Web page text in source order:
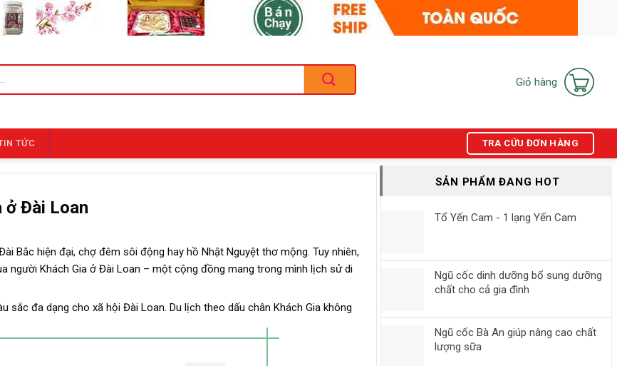
Giỏ hàng
TỨC TRA CỨU ĐƠN HÀNG
ở Đài Loan
Bắc hiện đại, chợ đêm sôi động hay hồ Nhật Nguyệt thơ mộng. Tuy nhiên,
người Khách Gia ở Đài Loan – một cộng đồng mang trong mình lịch sử di
sắc đa dạng cho xã hội Đài Loan. Du lịch theo dấu chân Khách Gia không
SẢN PHẨM ĐANG HOT
Tổ Yến Cam - 1 lạng Yến Cam
Ngũ cốc dinh dưỡng bổ sung dưỡng
chất cho cả gia đình
Ngũ cốc Bà An giúp nâng cao chất
lượng sữa